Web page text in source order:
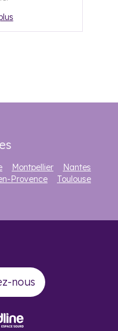
Montpellier
Nantes
Provence Toulouse
nous